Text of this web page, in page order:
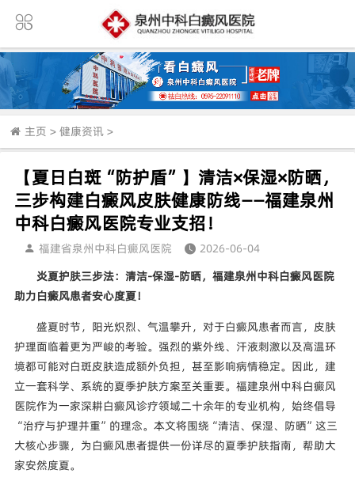
主页 > 健康资讯 >
【夏日白斑“防护盾”】清洁×保湿×防晒，
三步构建白癜风皮肤健康防线——福建泉州
中科白癜风医院专业支招！
福建省泉州中科白癜风医院
2026-06-04
炎夏护肤三步法：清洁-保湿-防晒，福建泉州中科白癜风医院
助力白癜风患者安心度夏！
盛夏时节，阳光炽烈、气温攀升，对于白癜风患者而言，皮肤
护理面临着更为严峻的考验。强烈的紫外线、汗液刺激以及高温环
境都可能对白斑皮肤造成额外负担，甚至影响病情稳定。因此，建
立一套科学、系统的夏季护肤方案至关重要。福建泉州中科白癜风
医院作为一家深耕白癜风诊疗领域二十余年的专业机构，始终倡导
“治疗与护理并重”的理念。本文将围绕“清洁、保湿、防晒”这三
大核心步骤，为白癜风患者提供一份详尽的夏季护肤指南，帮助大
家安然度夏。